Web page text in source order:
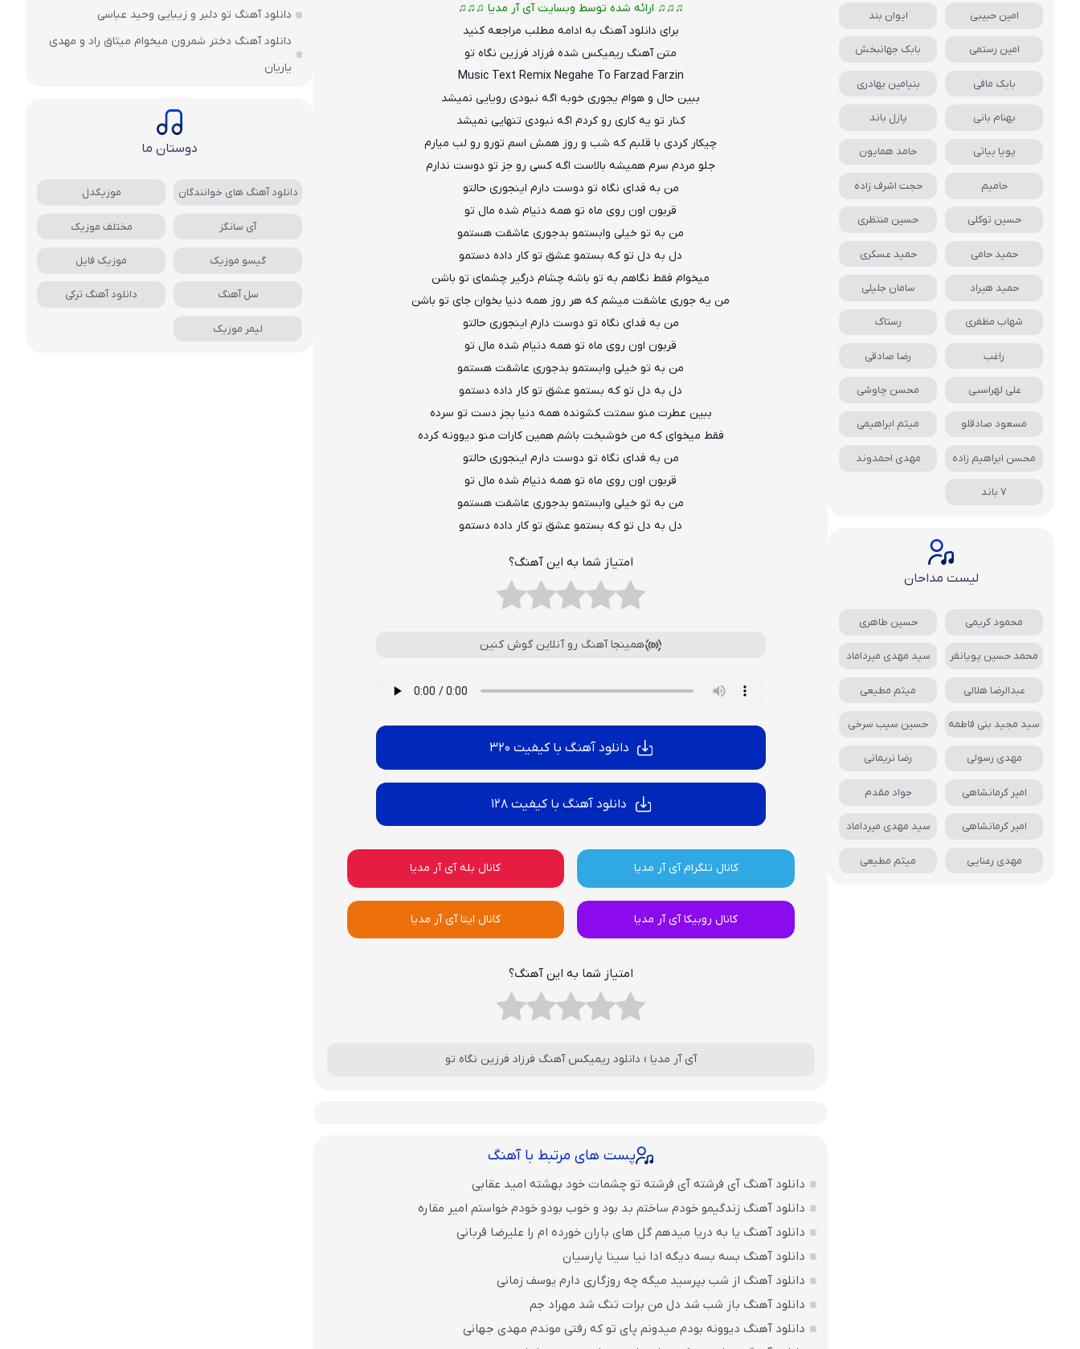
♫♫♫ ارائه شده توسط وبسایت آی آر مدیا ♫♫♫
برای دانلود آهنگ به ادامه مطلب مراجعه کنید
متن آهنگ ریمیکس شده فرزاد فرزین نگاه تو
Music Text Remix Negahe To Farzad Farzin
ببین حال و هوام یجوری خوبه اگه نبودی رویایی نمیشد
کنار تو یه کاری رو کردم اگه نبودی تنهایی نمیشد
چیکار کردی با قلبم که شب و روز همش اسم تورو رو لب میارم
جلو مردم سرم همیشه بالاست اگه کسی رو جز تو دوست ندارم
من به فدای نگاه تو دوست دارم اینجوری حالتو
قربون اون روی ماه تو همه دنیام شده مال تو
من به تو خیلی وابستمو بدجوری عاشقت هستمو
دل به دل تو که بستمو عشق تو کار داده دستمو
میخوام فقط نگاهم به تو باشه چشام درگیر چشمای تو باشن
من یه جوری عاشقت میشم که هر روز همه دنیا بخوان جای تو باشن
من به فدای نگاه تو دوست دارم اینجوری حالتو
قربون اون روی ماه تو همه دنیام شده مال تو
من به تو خیلی وابستمو بدجوری عاشقت هستمو
دل به دل تو که بستمو عشق تو کار داده دستمو
ببین عطرت منو سمتت کشونده همه دنیا بجز دست تو سرده
فقط میخوای که من خوشبخت باشم همین کارات منو دیوونه کرده
من به فدای نگاه تو دوست دارم اینجوری حالتو
قربون اون روی ماه تو همه دنیام شده مال تو
من به تو خیلی وابستمو بدجوری عاشقت هستمو
دل به دل تو که بستمو عشق تو کار داده دستمو
امتیاز شما به این آهنگ؟
همینجا آهنگ رو آنلاین گوش کنین
دانلود آهنگ با کیفیت 320
دانلود آهنگ با کیفیت 128
کانال تلگرام آی آر مدیا کانال بله آی آر مدیا
کانال روبیکا آی آر مدیا کانال ایتا آی آر مدیا
امتیاز شما به این آهنگ؟
آی آر مدیا › دانلود ریمیکس آهنگ فرزاد فرزین نگاه تو
پست های مرتبط با آهنگ
دانلود آهنگ آی فرشته آی فرشته تو چشمات خود بهشته امید عقابی
دانلود آهنگ زندگیمو خودم ساختم بد بود و خوب بودو خودم خواستم امیر مقاره
دانلود آهنگ یا به دریا میدهم گل های باران‌ خورده ام را علیرضا قربانی
دانلود آهنگ بسه بسه دیگه ادا نیا سینا پارسیان
دانلود آهنگ از شب بپرسید میگه چه روزگاری دارم یوسف زمانی
دانلود آهنگ باز شب شد دل من برات تنگ شد مهراد جم
دانلود آهنگ دیوونه بودم میدونم پای تو که رفتی موندم مهدی جهانی
امین حبیبی ایوان بند
امین رستمی بابک جهانبخش
بابک مافی بنیامین بهادری
بهنام بانی پازل باند
پویا بیاتی حامد همایون
حامیم حجت اشرف زاده
حسین توکلی حسین منتظری
حمید حامی حمید عسکری
حمید هیراد سامان جلیلی
شهاب مظفری رستاک
راغب رضا صادقی
علی لهراسبی محسن چاوشی
مسعود صادقلو میثم ابراهیمی
محسن ابراهیم زاده مهدی احمدوند
7 باند
لیست مداحان
محمود کریمی حسین طاهری
محمد حسین پویانفر سید مهدی میرداماد
عبدالرضا هلالی میثم مطیعی
سید مجید بنی فاطمه حسین سیب سرخی
مهدی رسولی رضا نریمانی
امیر کرمانشاهی جواد مقدم
امیر کرمانشاهی سید مهدی میرداماد
مهدی رعنایی میثم مطیعی
دانلود آهنگ تو دلبر و زیبایی وحید عباسی
دانلود آهنگ دختر شمرون میخوام میثاق راد و مهدی
یاریان
دوستان ما
دانلود آهنگ های خوانندگان موزیکدل
آی سانگز مختلف موزیک
گیسو موزیک موزیک فایل
سل آهنگ دانلود آهنگ ترکی
لیمر موزیک